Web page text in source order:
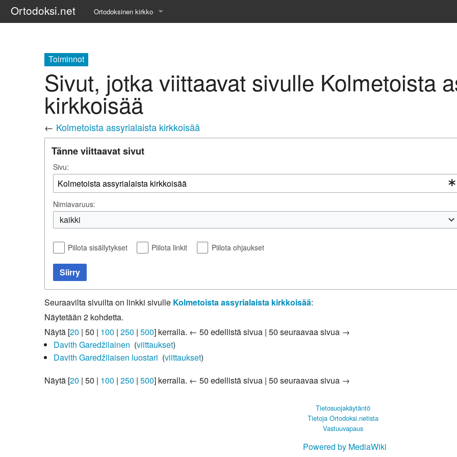
Ortodoksi.net Ortodoksinen kirkko
Opetuspuheet
Kirkkohistoria
Etiikka
Uskonoppi
Kirkkotaide
Pyhät ihmiset
Kirkkoon liittyminen
Toiminnot
Sivut, jotka viittaavat sivulle Kolmetoista
kirkkoisää
← Kolmetoista assyrialaista kirkkoisää
Tänne viittaavat sivut
Sivu:
Nimiavaruus:
kaikki
Piilota sisällytykset Piilota linkit Piilota ohjaukset
Siirry
Seuraavilta sivuilta on linkki sivulle Kolmetoista assyrialaista kirkkoisää:
Näytetään 2 kohdetta.
Näytä [20 | 50 | 100 | 250 | 500] kerralla. ← 50 edellistä sivua | 50 seuraavaa sivua →
Davith Garedžilainen (viittaukset)
Davith Garedžilaisen luostari (viittaukset)
Näytä [20 | 50 | 100 | 250 | 500] kerralla. ← 50 edellistä sivua | 50 seuraavaa sivua →
Tietosuojakäytäntö
Tietoja Ortodoksi.netista
Vastuuvapaus
Powered by MediaWiki